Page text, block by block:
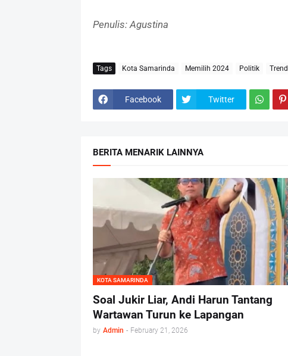
Penulis: Agustina
Tags Kota Samarinda Memilih 2024 Politik Trend
Facebook Twitter
BERITA MENARIK LAINNYA
KOTA SAMARINDA
Soal Jukir Liar, Andi Harun Tantang
Wartawan Turun ke Lapangan
by Admin - February 21, 2026